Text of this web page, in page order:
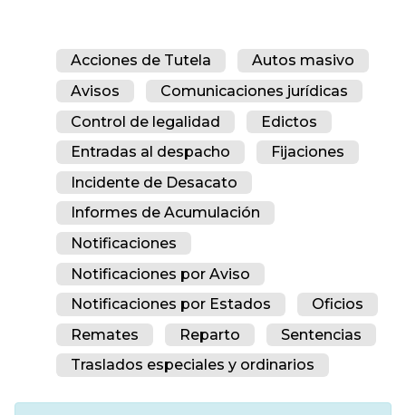
Acciones de Tutela
Autos masivo
Avisos
Comunicaciones jurídicas
Control de legalidad
Edictos
Entradas al despacho
Fijaciones
Incidente de Desacato
Informes de Acumulación
Notificaciones
Notificaciones por Aviso
Notificaciones por Estados
Oficios
Remates
Reparto
Sentencias
Traslados especiales y ordinarios